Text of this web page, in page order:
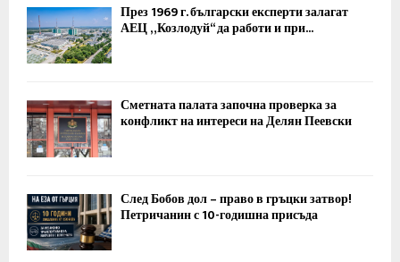
През 1969 г. български експерти залагат
АЕЦ „Козлодуй“ да работи и при...
Сметната палата започна проверка за
конфликт на интереси на Делян Пеевски
След Бобов дол – право в гръцки затвор!
Петричанин с 10-годишна присъда